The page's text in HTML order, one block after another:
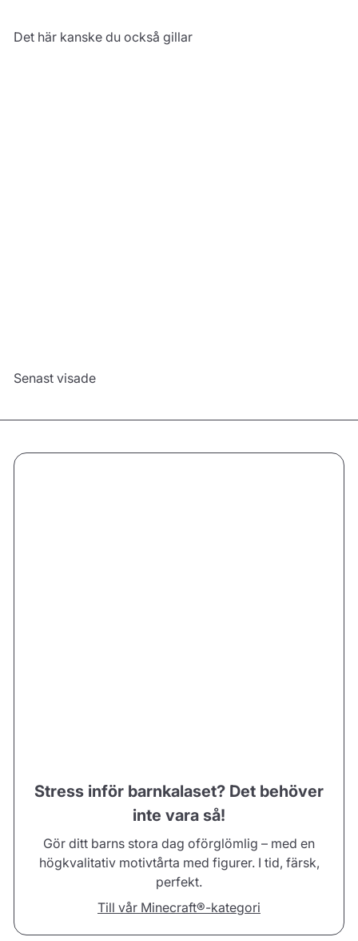
Det här kanske du också gillar
Senast visade
Stress inför barnkalaset? Det behöver
inte vara så!
Gör ditt barns stora dag oförglömlig – med en
högkvalitativ motivtårta med figurer. I tid, färsk,
perfekt.
Till vår Minecraft®-kategori